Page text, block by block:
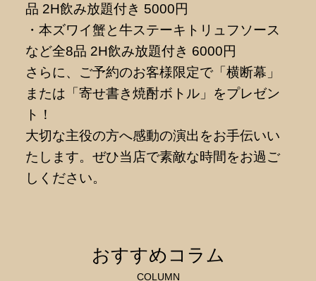
品 2H飲み放題付き 5000円
・本ズワイ蟹と牛ステーキトリュフソース
など全8品 2H飲み放題付き 6000円
さらに、ご予約のお客様限定で「横断幕」
または「寄せ書き焼酎ボトル」をプレゼン
ト！
大切な主役の方へ感動の演出をお手伝いい
たします。ぜひ当店で素敵な時間をお過ご
しください。
おすすめコラム
COLUMN